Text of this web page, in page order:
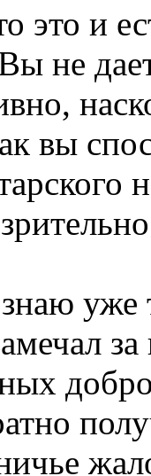
это и
не
вы
уже